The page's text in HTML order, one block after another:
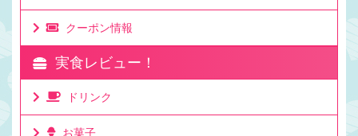
クーポン情報
実食レビュー！
ドリンク
お菓子